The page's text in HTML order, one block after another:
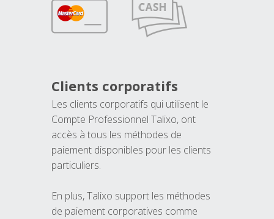
Clients corporatifs
Les clients corporatifs qui utilisent le
Compte Professionnel Talixo, ont
accès à tous les méthodes de
paiement disponibles pour les clients
particuliers.
En plus, Talixo support les méthodes
de paiement corporatives comme